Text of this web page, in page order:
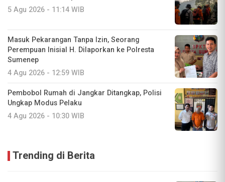
5 Agu 2026 - 11:14 WIB
Masuk Pekarangan Tanpa Izin, Seorang
Perempuan Inisial H. Dilaporkan ke Polresta
Sumenep
4 Agu 2026 - 12:59 WIB
Pembobol Rumah di Jangkar Ditangkap, Polisi
Ungkap Modus Pelaku
4 Agu 2026 - 10:30 WIB
Trending di Berita